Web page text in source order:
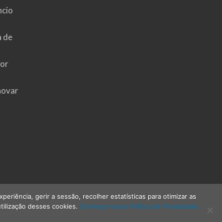
de
gerir a sessão, recolher estatísticas para otimizar as
desses cookies. Conheça nossa Política de Privacidade.